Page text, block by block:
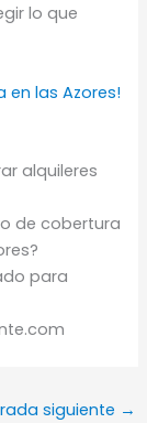
lo que
en las Azores!
alquileres
de cobertura
para
siguiente →